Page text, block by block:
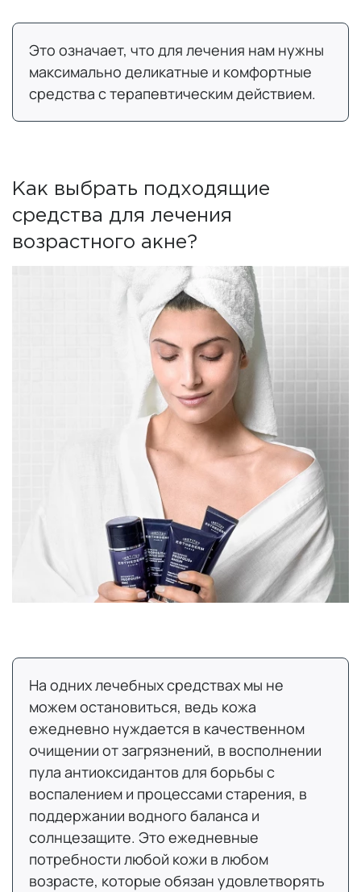
Это означает, что для лечения нам нужны
максимально деликатные и комфортные
средства с терапевтическим действием.
Как выбрать подходящие
средства для лечения
возрастного акне?
На одних лечебных средствах мы не
можем остановиться, ведь кожа
ежедневно нуждается в качественном
очищении от загрязнений, в восполнении
пула антиоксидантов для борьбы с
воспалением и процессами старения, в
поддержании водного баланса и
солнцезащите. Это ежедневные
потребности любой кожи в любом
возрасте, которые обязан удовлетворять